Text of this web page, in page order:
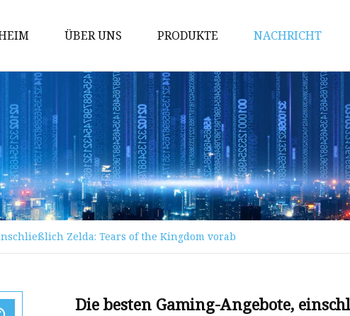
ÜBER UNS PRODUKTE
Absperrschieber
Kugelhahn
Durchgangsventil
Rückschlagventil
Kugelhahnguss
Schieberguss
Rückschlagventilguss
Kraftwerksventil
NACHRICHT
Zelda: Tears of the Kingdom vorab
Die besten Gaming-Angebote,